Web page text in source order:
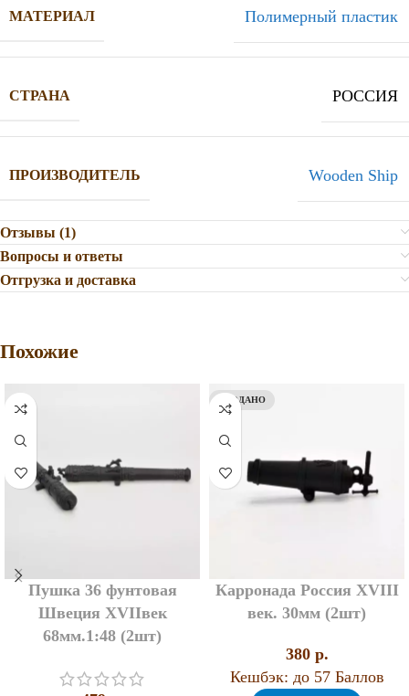
МАТЕРИАЛ Полимерный пластик
СТРАНА РОССИЯ
ПРОИЗВОДИТЕЛЬ Wooden Ship
Отзывы (1)
Вопросы и ответы
Отгрузка и доставка
Похожие
Пушка 36 фунтовая
Швеция XVIIвек
68мм.1:48 (2шт)
ПРОДАНО
Карронада Россия XVIII
век. 30мм (2шт)
380 p.
Кешбэк: до 57 Баллов